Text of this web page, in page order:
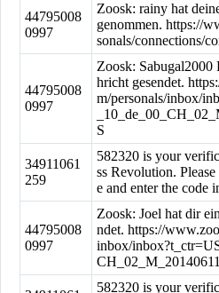
44795008
0997
Zoosk: rainy hat
genommen. https://
sonals/connections/
44795008
0997
Zoosk: Sabugal2000
hricht gesendet.
m/personals/inbox/
S
34911061
259
582320 is your
ss Revolution. Please
e and enter the code
44795008
0997
Zoosk: Joel hat dir
ndet. https://
inbox/
582320 is your